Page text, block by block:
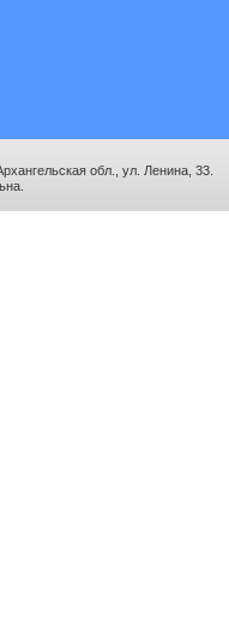
обл., ул. Ленина, 33.